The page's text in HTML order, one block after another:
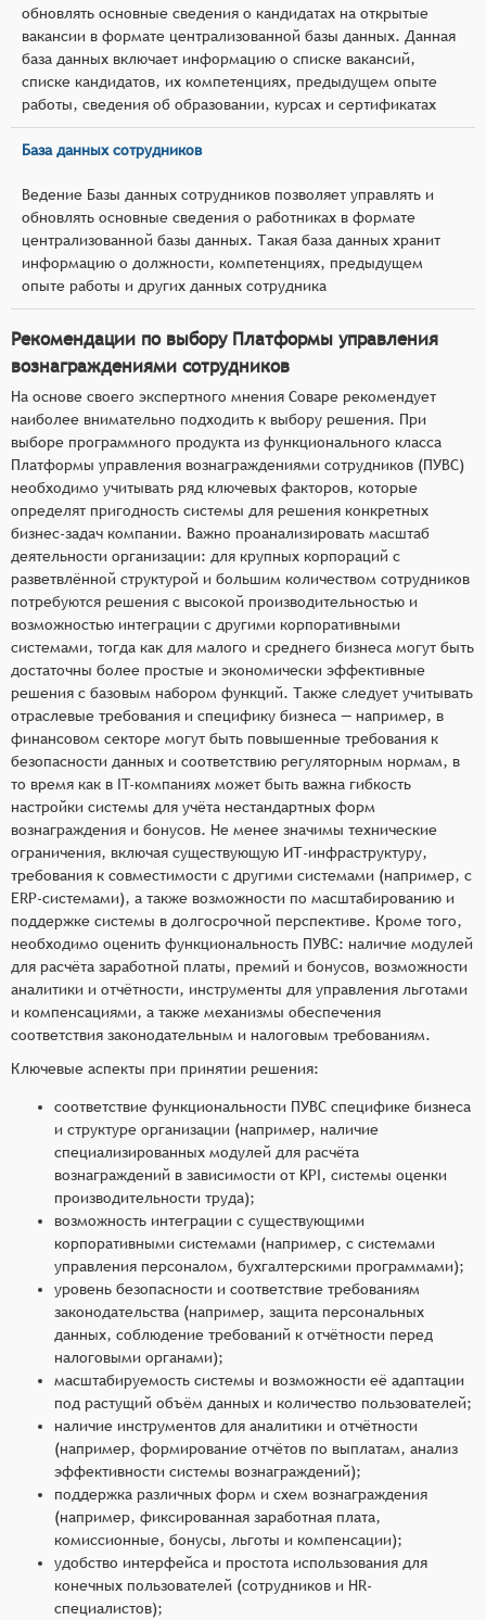
обновлять основные сведения о кандидатах на открытые
вакансии в формате централизованной базы данных. Данная
база данных включает информацию о списке вакансий,
списке кандидатов, их компетенциях, предыдущем опыте
работы, сведения об образовании, курсах и сертификатах
База данных сотрудников
Ведение Базы данных сотрудников позволяет управлять и
обновлять основные сведения о работниках в формате
централизованной базы данных. Такая база данных хранит
информацию о должности, компетенциях, предыдущем
опыте работы и других данных сотрудника
Рекомендации по выбору Платформы управления
вознаграждениями сотрудников
На основе своего экспертного мнения Соваре рекомендует
наиболее внимательно подходить к выбору решения. При
выборе программного продукта из функционального класса
Платформы управления вознаграждениями сотрудников (ПУВС)
необходимо учитывать ряд ключевых факторов, которые
определят пригодность системы для решения конкретных
бизнес-задач компании. Важно проанализировать масштаб
деятельности организации: для крупных корпораций с
разветвлённой структурой и большим количеством сотрудников
потребуются решения с высокой производительностью и
возможностью интеграции с другими корпоративными
системами, тогда как для малого и среднего бизнеса могут быть
достаточны более простые и экономически эффективные
решения с базовым набором функций. Также следует учитывать
отраслевые требования и специфику бизнеса — например, в
финансовом секторе могут быть повышенные требования к
безопасности данных и соответствию регуляторным нормам, в
то время как в IT-компаниях может быть важна гибкость
настройки системы для учёта нестандартных форм
вознаграждения и бонусов. Не менее значимы технические
ограничения, включая существующую ИТ-инфраструктуру,
требования к совместимости с другими системами (например, с
ERP-системами), а также возможности по масштабированию и
поддержке системы в долгосрочной перспективе. Кроме того,
необходимо оценить функциональность ПУВС: наличие модулей
для расчёта заработной платы, премий и бонусов, возможности
аналитики и отчётности, инструменты для управления льготами
и компенсациями, а также механизмы обеспечения
соответствия законодательным и налоговым требованиям.
Ключевые аспекты при принятии решения:
соответствие функциональности ПУВС специфике бизнеса
и структуре организации (например, наличие
специализированных модулей для расчёта
вознаграждений в зависимости от KPI, системы оценки
производительности труда);
возможность интеграции с существующими
корпоративными системами (например, с системами
управления персоналом, бухгалтерскими программами);
уровень безопасности и соответствие требованиям
законодательства (например, защита персональных
данных, соблюдение требований к отчётности перед
налоговыми органами);
масштабируемость системы и возможности её адаптации
под растущий объём данных и количество пользователей;
наличие инструментов для аналитики и отчётности
(например, формирование отчётов по выплатам, анализ
эффективности системы вознаграждений);
поддержка различных форм и схем вознаграждения
(например, фиксированная заработная плата,
комиссионные, бонусы, льготы и компенсации);
удобство интерфейса и простота использования для
конечных пользователей (сотрудников и HR-
специалистов);